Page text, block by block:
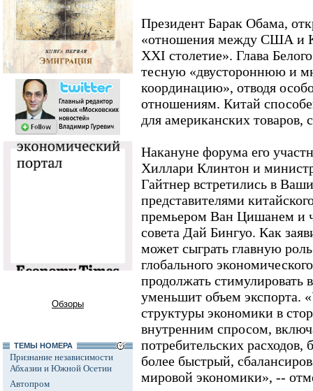
Обзоры
ТЕМЫ НОМЕРА
Признание независимости
Абхазии и Южной Осетии
Автопром
Президент Барак Обама,
«отношения между США и
XXI столетие». Глава
тесную «двустороннюю и
координацию», отводя
отношениям. Китай
для американских товаров,
Накануне форума его
Хиллари Клинтон и
Гайтнер встретились в
представителями
премьером Ван Цишанем и
совета Дай Бингуо. Как
может сыграть главную
глобального
продолжать стимулировать
уменьшит объем экспорта.
структуры экономики в
внутренним спросом,
потребительских
более быстрый,
мировой экономики», --